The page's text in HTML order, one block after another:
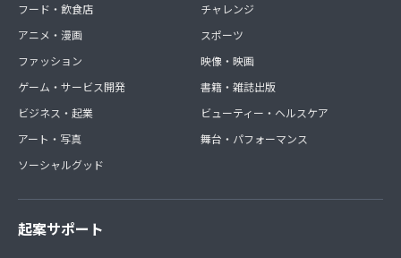
フード・飲食店
アニメ・漫画
ファッション
ゲーム・サービス開発
ビジネス・起業
アート・写真
ソーシャルグッド
チャレンジ
スポーツ
映像・映画
書籍・雑誌出版
ビューティー・ヘルスケア
舞台・パフォーマンス
起案サポート